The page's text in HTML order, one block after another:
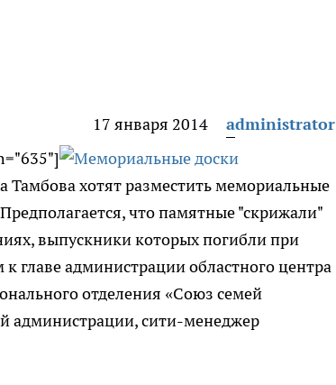
17 января 2014
administrator
хотят разместить мемориальные
что памятные "скрижали"
выпускники которых погибли при
главе администрации областного центра
отделения «Союз семей
администрации, сити-менеджер